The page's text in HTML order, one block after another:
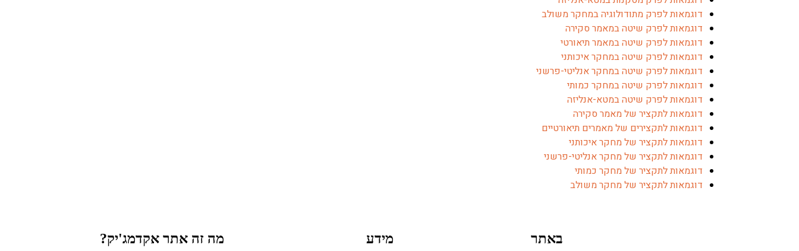
דוגמאות לפרק מתודולוגיה במחקר משולב
דוגמאות לפרק שיטה במאמר סקירה
דוגמאות לפרק שיטה במאמר תיאורטי
דוגמאות לפרק שיטה במחקר איכותני
דוגמאות לפרק שיטה במחקר אנליטי-פרשני
דוגמאות לפרק שיטה במחקר כמותי
דוגמאות לפרק שיטה במטא-אנליזה
דוגמאות לתקציר של מאמר סקירה
דוגמאות לתקצירים של מאמרים תיאורטיים
דוגמאות לתקציר של מחקר איכותני
דוגמאות לתקציר של מחקר אנליטי-פרשני
דוגמאות לתקציר של מחקר כמותי
דוגמאות לתקציר של מחקר משולב
באתר מידע מה זה אתר אקדמג'יק?